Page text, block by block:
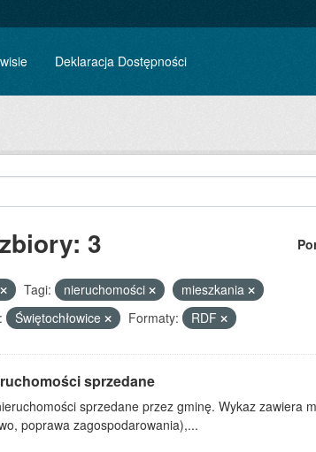
Deklaracja Dostępności
3
Tagi: nieruchomości
mieszkania
Świętochłowice Formaty: RDF
sprzedane
sprzedane przez gminę. Wykaz zawiera
poprawa zagospodarowania),...